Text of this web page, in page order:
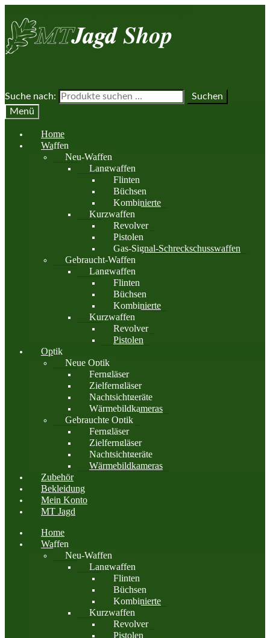
Suche nach:
Suchen
Menü
Home
Waffen
Neu-Waffen
Langwaffen
Flinten
Büchsen
Kombinierte
Kurzwaffen
Revolver
Pistolen
Gas-Signal-Schreckschusswaffen
Gebraucht-Waffen
Langwaffen
Flinten
Büchsen
Kombinierte
Kurzwaffen
Revolver
Pistolen
Optik
Neue Optik
Ferngläser
Zielferngläser
Nachtsichtgeräte
Wärmebildkameras
Gebrauchte Optik
Ferngläser
Zielferngläser
Nachtsichtgeräte
Wärmebildkameras
Zubehör
Bekleidung
Mein Konto
MT Jagd
Home
Waffen
Neu-Waffen
Langwaffen
Flinten
Büchsen
Kombinierte
Kurzwaffen
Revolver
Pistolen